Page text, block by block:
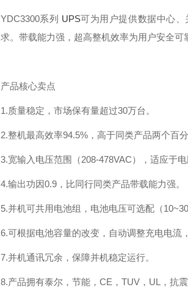
YDC3300系列 UPS可为用户提供数据中心
求。带载能力强，超高整机效率为用户安全可
产品核心卖点
1.质量稳定，市场保有量超过30万台。
2.整机最高效率94.5%，高于同类产品两个百分
3.宽输入电压范围（208-478VAC），适应于电
4.输出功因0.9，比同行同类产品带载能力强。
5.并机可共用电池组，电池电压可选配（
6.可根据电池容量的改变，自动调整充电电流
7.并机通讯冗余，保障并机稳定运行。
8.产品拥有泰尔，节能，CE，TUV，UL，抗震